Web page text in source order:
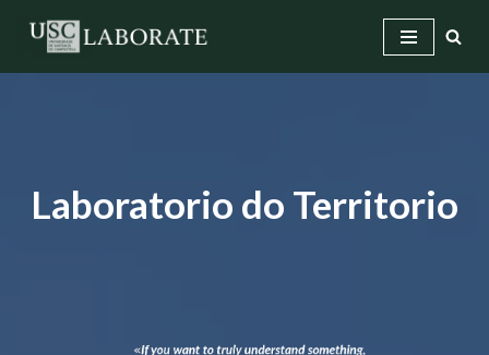
Saltar
Laboratorio do Territorio